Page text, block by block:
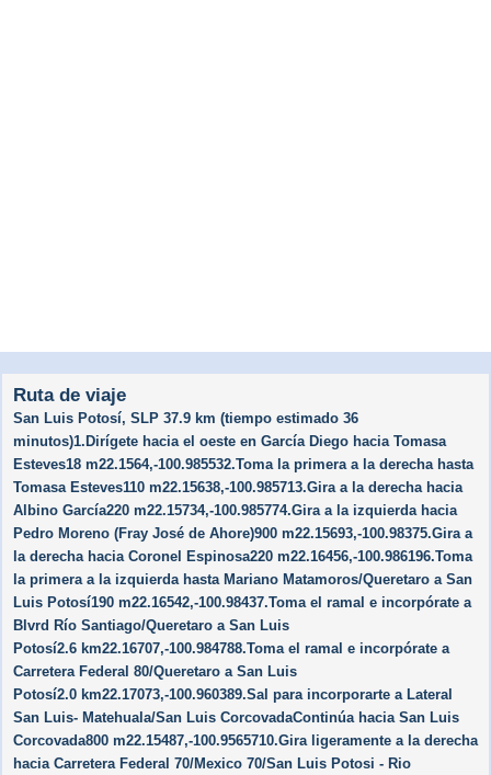
Ruta de viaje
San Luis Potosí, SLP 37.9 km (tiempo estimado 36
minutos)1.Dirígete hacia el oeste en García Diego hacia Tomasa
Esteves18 m22.1564,-100.985532.Toma la primera a la derecha hasta
Tomasa Esteves110 m22.15638,-100.985713.Gira a la derecha hacia
Albino García220 m22.15734,-100.985774.Gira a la izquierda hacia
Pedro Moreno (Fray José de Ahore)900 m22.15693,-100.98375.Gira a
la derecha hacia Coronel Espinosa220 m22.16456,-100.986196.Toma
la primera a la izquierda hasta Mariano Matamoros/​Queretaro a San
Luis Potosí190 m22.16542,-100.98437.Toma el ramal e incorpórate a
Blvrd Río Santiago/​Queretaro a San Luis
Potosí2.6 km22.16707,-100.984788.Toma el ramal e incorpórate a
Carretera Federal 80/​Queretaro a San Luis
Potosí2.0 km22.17073,-100.960389.Sal para incorporarte a Lateral
San Luis- Matehuala/​San Luis CorcovadaContinúa hacia San Luis
Corcovada800 m22.15487,-100.9565710.Gira ligeramente a la derecha
hacia Carretera Federal 70/​Mexico 70/​San Luis Potosi - Rio